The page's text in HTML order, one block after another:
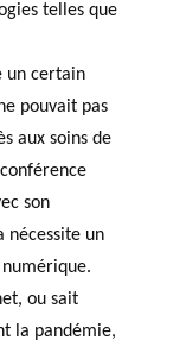
telles que
un certain
pouvait pas
aux soins de
son
nécessite un
ou sait
la pandémie,